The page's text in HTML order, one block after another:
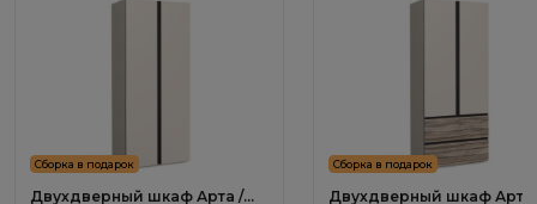
Сборка в подарок
Двухдверный шкаф Арта /
Сборка в подарок
Двухдверный шкаф Арта